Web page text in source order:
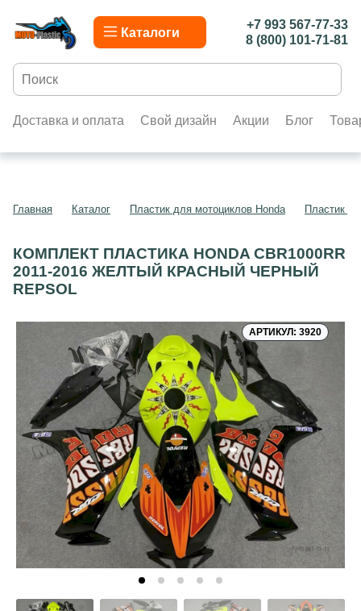
Каталоги
+7 993 567-77-33
8 (800) 101-71-81
Доставка и оплата Свой дизайн Акции Блог
Главная Каталог Пластик для мотоциклов Honda Пластик
КОМПЛЕКТ ПЛАСТИКА HONDA CBR1000RR
2011-2016 ЖЕЛТЫЙ КРАСНЫЙ ЧЕРНЫЙ
REPSOL
АРТИКУЛ: 3920